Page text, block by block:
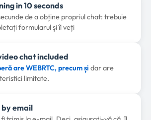
in 10 seconds
de a obține propriul chat: trebuie
formularul și îl veți
chat included
are WEBRTC, precum și dar are
limitate.
email